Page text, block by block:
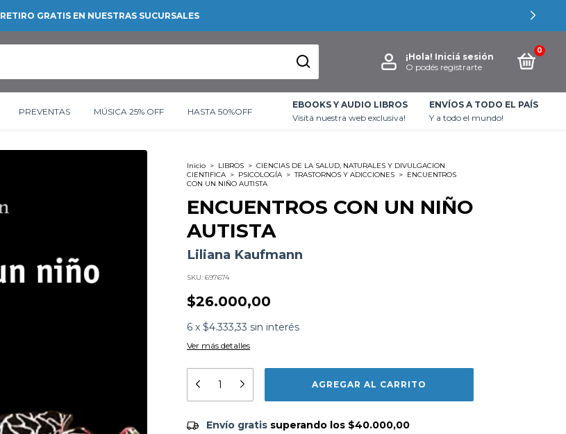
RETIRO GRATIS EN NUESTRAS SUCURSALES
¡Hola! Iniciá sesión
O podés registrarte
0
PREVENTAS MÚSICA 25% OFF HASTA 50%OFF
EBOOKS Y AUDIO LIBROS
Visitá nuestra web exclusiva!
ENVÍOS A TODO EL PAÍS
Y a todo el mundo!
Inicio > LIBROS > CIENCIAS DE LA SALUD, NATURALES Y DIVULGACION
CIENTIFICA > PSICOLOGÍA > TRASTORNOS Y ADICCIONES > ENCUENTROS
CON UN NIÑO AUTISTA
ENCUENTROS CON UN NIÑO
AUTISTA
Liliana Kaufmann
SKU: 697674
$26.000,00
6 x $4.333,33 sin interés
Ver más detalles
Envío gratis $40.000,00
Envío gratis superando los $40.000,00